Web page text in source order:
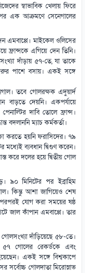
স্বাভাবিক খেলায় ফিরে
এক আক্রমণে সেনেগালের
এমবাপ্পে। মাইকেল ওলিসের
ফ্রান্সকে এগিয়ে দেন তিনি।
দাঁড়ায় ৫৭-তে, যা তাকে
পাশে বসায়। একই সঙ্গে
তবে গোলরক্ষক এদুয়ার্দ
বাড়তে দেয়নি। একপর্যায়ে
দাবি তোলে ফ্রান্স।
বদলাননি ম্যাচ কর্মকর্তা।
করতে হয়নি ফরাসিদের। ৭৯
মধ্যেই ব্যবধান দ্বিগুণ করেন।
করে দলের হয়ে দ্বিতীয় গোল
৯০ মিনিটের পর ইব্রাহিম
কিন্তু আশা জাগিয়েও শেষ
পরপরই যোগ করা সময়ের ষষ্ঠ
জাল কাঁপান এমবাপ্পে। তার
দাঁড়িয়েছে ৫৮-তে।
৫৭ গোলের রেকর্ডকে এবং
একই সঙ্গে বিশ্বকাপে
সর্বোচ্চ গোলদাতা মিরোস্লাভ